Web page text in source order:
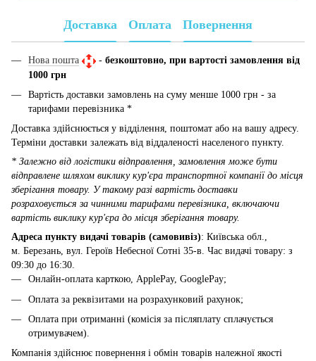
Доставка Оплата Повернення
Нова пошта - безкоштовно, при вартості замовлення від
1000 грн
Вартість доставки замовлень на суму менше 1000 грн - за
тарифами перевізника *
Доставка здійснюється у відділення, поштомат або на вашу адресу.
Терміни доставки залежать від віддаленості населеного пункту.
* Залежно від логістики відправлення, замовлення може бути
відправлене шляхом виклику кур'єра транспортної компанії до місця
зберігання товару. У такому разі вартість доставки
розраховується за чинними тарифами перевізника, включаючи
вартість виклику кур'єра до місця зберігання товару.
Адреса пункту видачі товарів (самовивіз): Київська обл.,
м. Березань, вул. Героїв Небесної Сотні 35-в. Час видачі товару: з
09:30 до 16:30.
Онлайн-оплата карткою, ApplePay, GooglePay;
Оплата за реквізитами на розрахунковий рахунок;
Оплата при отриманні (комісія за післяплату сплачується
отримувачем).
Компанія здійснює повернення і обмін товарів належної якості